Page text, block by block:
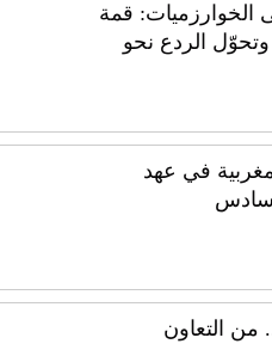
الخوارزميات: قمة
وتحوّل الردع نحو
في عهد
من التعاون